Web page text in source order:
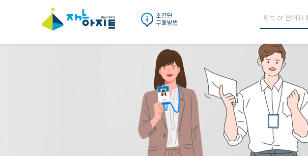
초간단
구매방법